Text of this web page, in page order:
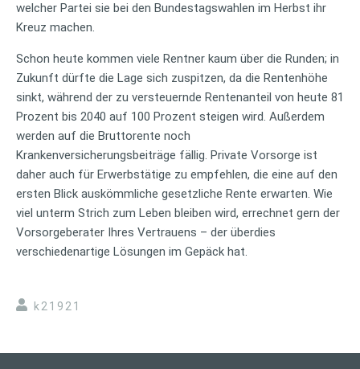
welcher Partei sie bei den Bundestagswahlen im Herbst ihr
Kreuz machen.
Schon heute kommen viele Rentner kaum über die Runden; in
Zukunft dürfte die Lage sich zuspitzen, da die Rentenhöhe
sinkt, während der zu versteuernde Rentenanteil von heute 81
Prozent bis 2040 auf 100 Prozent steigen wird. Außerdem
werden auf die Bruttorente noch
Krankenversicherungsbeiträge fällig. Private Vorsorge ist
daher auch für Erwerbstätige zu empfehlen, die eine auf den
ersten Blick auskömmliche gesetzliche Rente erwarten. Wie
viel unterm Strich zum Leben bleiben wird, errechnet gern der
Vorsorgeberater Ihres Vertrauens – der überdies
verschiedenartige Lösungen im Gepäck hat.
k21921